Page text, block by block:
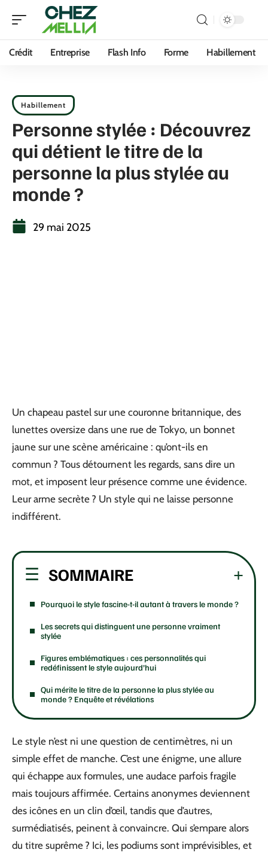
Crédit Entreprise Flash Info Forme Habillement
Habillement
Personne stylée : Découvrez
qui détient le titre de la
personne la plus stylée au
monde ?
29 mai 2025
Un chapeau pastel sur une couronne britannique, des
lunettes oversize dans une rue de Tokyo, un bonnet
jaune sur une scène américaine : qu’ont-ils en
commun ? Tous détournent les regards, sans dire un
mot, et imposent leur présence comme une évidence.
Leur arme secrète ? Un style qui ne laisse personne
indifférent.
SOMMAIRE
Pourquoi le style fascine-t-il autant à travers le monde ?
Les secrets qui distinguent une personne vraiment
stylée
Figures emblématiques : ces personnalités qui
redéfinissent le style aujourd’hui
Qui mérite le titre de la personne la plus stylée au
monde ? Enquête et révélations
Le style n’est ni une question de centimètres, ni un
simple effet de manche. C’est une énigme, une allure
qui échappe aux formules, une audace parfois fragile
mais toujours affirmée. Certains anonymes deviennent
des icônes en un clin d’œil, tandis que d’autres,
surmédiatisés, peinent à convaincre. Qui s’empare alors
du titre suprême ? Ici, les podiums sont imprévisibles, et